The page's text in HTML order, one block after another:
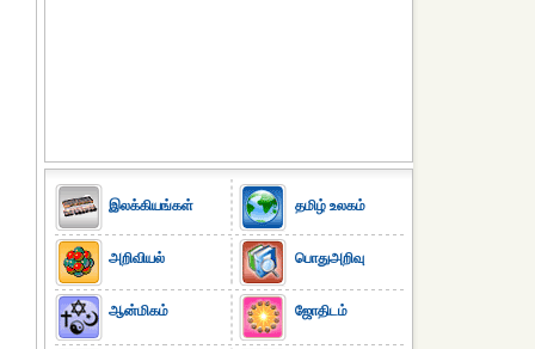
இலக்கியங்கள்
அறிவியல்
ஆன்மிகம்
தமிழ் உலகம்
பொதுஅறிவு
ஜோதிடம்